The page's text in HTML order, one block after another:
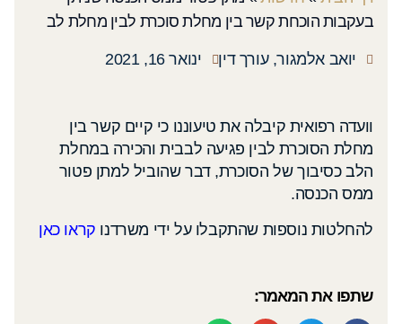
בעקבות הוכחת קשר בין מחלת סוכרת לבין מחלת לב
יואב אלמגור, עורך דין ינואר 16, 2021
וועדה רפואית קיבלה את טיעוננו כי קיים קשר בין
מחלת הסוכרת לבין פגיעה לבבית והכירה במחלת
הלב כסיבוך של הסוכרת, דבר שהוביל למתן פטור
ממס הכנסה.
להחלטות נוספות שהתקבלו על ידי משרדנו קראו כאן
שתפו את המאמר: